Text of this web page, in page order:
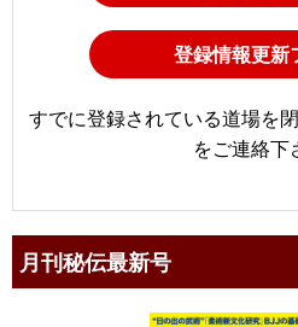
登録情報更新
すでに登録されている道場を
をご連絡下
月刊秘伝最新号